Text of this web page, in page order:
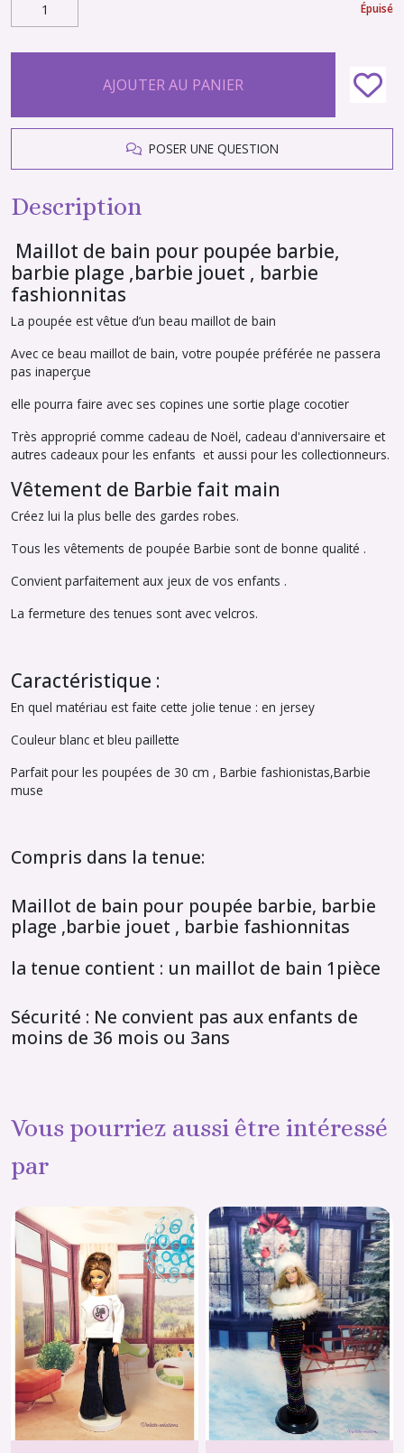
Épuisé
AJOUTER AU PANIER
POSER UNE QUESTION
Description
Maillot de bain pour poupée barbie,
barbie plage ,barbie jouet , barbie
fashionnitas
La poupée est vêtue d’un beau maillot de bain
Avec ce beau maillot de bain, votre poupée préférée ne passera
pas inaperçue
elle pourra faire avec ses copines une sortie plage cocotier
Très approprié comme cadeau de Noël, cadeau d'anniversaire et
autres cadeaux pour les enfants et aussi pour les collectionneurs.
Vêtement de Barbie fait main
Créez lui la plus belle des gardes robes.
Tous les vêtements de poupée Barbie sont de bonne qualité .
Convient parfaitement aux jeux de vos enfants .
La fermeture des tenues sont avec velcros.
Caractéristique :
En quel matériau est faite cette jolie tenue : en jersey
Couleur blanc et bleu paillette
Parfait pour les poupées de 30 cm , Barbie fashionistas,Barbie
muse
Compris dans la tenue:
Maillot de bain pour poupée barbie, barbie
plage ,barbie jouet , barbie fashionnitas
la tenue contient : un maillot de bain 1pièce
Sécurité : Ne convient pas aux enfants de
moins de 36 mois ou 3ans
Vous pourriez aussi être intéressé
par